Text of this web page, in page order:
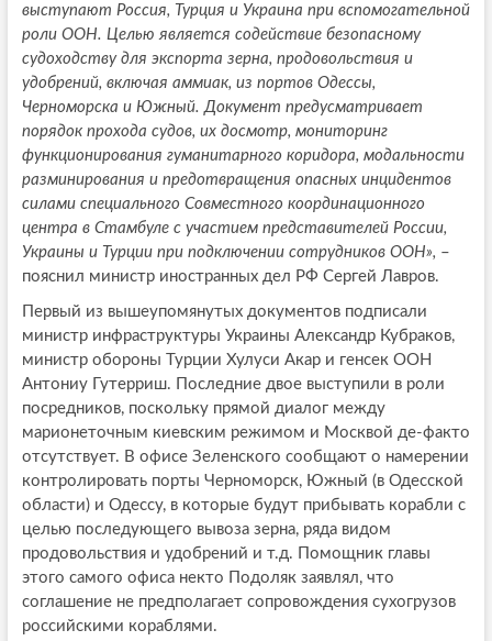
выступают Россия, Турция и Украина при вспомогательной
роли ООН. Целью является содействие безопасному
судоходству для экспорта зерна, продовольствия и
удобрений, включая аммиак, из портов Одессы,
Черноморска и Южный. Документ предусматривает
порядок прохода судов, их досмотр, мониторинг
функционирования гуманитарного коридора, модальности
разминирования и предотвращения опасных инцидентов
силами специального Совместного координационного
центра в Стамбуле с участием представителей России,
Украины и Турции при подключении сотрудников ООН», –
пояснил министр иностранных дел РФ Сергей Лавров.
Первый из вышеупомянутых документов подписали
министр инфраструктуры Украины Александр Кубраков,
министр обороны Турции Хулуси Акар и генсек ООН
Антониу Гутерриш. Последние двое выступили в роли
посредников, поскольку прямой диалог между
марионеточным киевским режимом и Москвой де-факто
отсутствует. В офисе Зеленского сообщают о намерении
контролировать порты Черноморск, Южный (в Одесской
области) и Одессу, в которые будут прибывать корабли с
целью последующего вывоза зерна, ряда видом
продовольствия и удобрений и т.д. Помощник главы
этого самого офиса некто Подоляк заявлял, что
соглашение не предполагает сопровождения сухогрузов
российскими кораблями.